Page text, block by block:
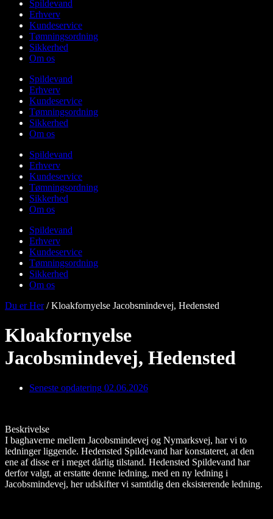
Spildevand
Erhverv
Kundeservice
Tømningsordning
Sikkerhed
Om os
Spildevand
Erhverv
Kundeservice
Tømningsordning
Sikkerhed
Om os
Spildevand
Erhverv
Kundeservice
Tømningsordning
Sikkerhed
Om os
Spildevand
Erhverv
Kundeservice
Tømningsordning
Sikkerhed
Om os
Du er Her/Kloakfornyelse Jacobsmindevej, Hedensted
Kloakfornyelse
Jacobsmindevej, Hedensted
Seneste opdatering 02.06.2026
Beskrivelse
I baghaverne mellem Jacobsmindevej og Nymarksvej, har vi to
ledninger liggende. Hedensted Spildevand har konstateret, at den
ene af disse er i meget dårlig tilstand. Hedensted Spildevand har
derfor valgt, at erstatte denne ledning, med en ny ledning i
Jacobsmindevej, her udskifter vi samtidig den eksisterende ledning.